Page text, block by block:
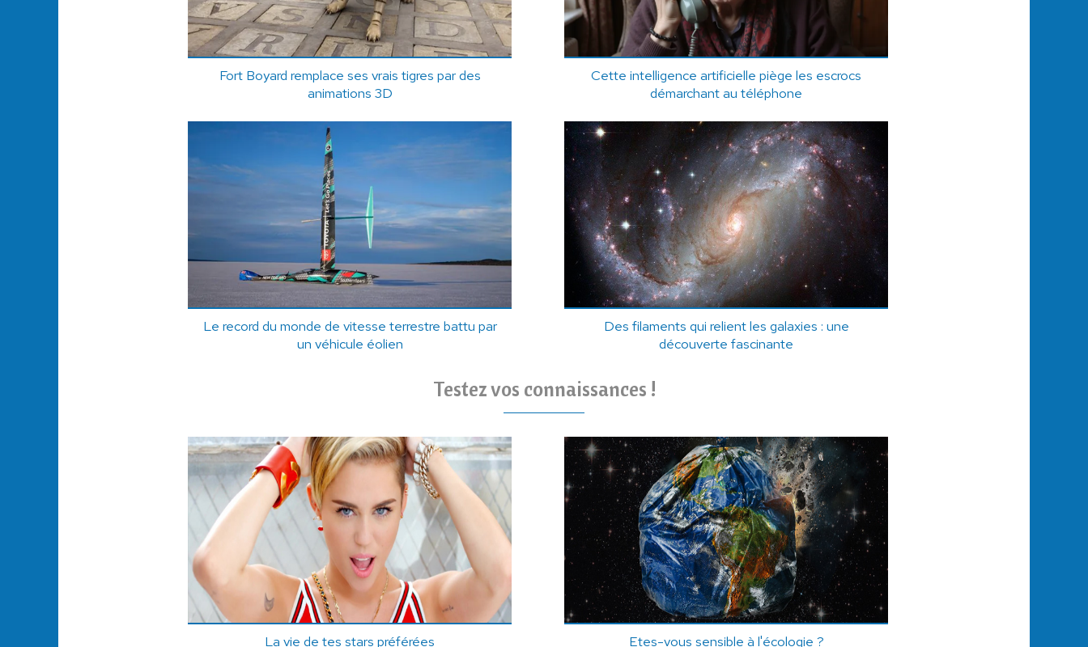
Fort Boyard remplace ses vrais tigres par des
animations 3D
Cette intelligence artificielle piège les escrocs
démarchant au téléphone
Le record du monde de vitesse terrestre battu par
un véhicule éolien
Des filaments qui relient les galaxies : une
découverte fascinante
Testez vos connaissances !
La vie de tes stars préférées Etes-vous sensible à l'écologie ?